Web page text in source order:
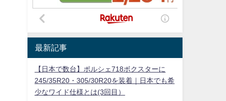
最新記事
【日本で数台】ポルシェ718ボクスターに
245/35R20・305/30R20を装着｜日本でも希
少なワイド仕様とは(3回目）